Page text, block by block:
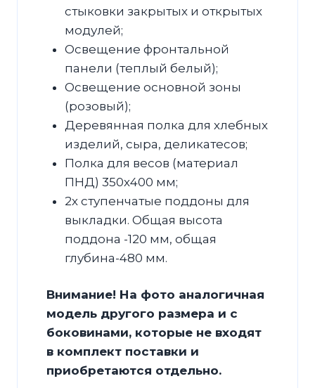
стыковки закрытых и открытых
модулей;
Освещение фронтальной
панели (теплый белый);
Освещение основной зоны
(розовый);
Деревянная полка для хлебных
изделий, сыра, деликатесов;
Полка для весов (материал
ПНД) 350х400 мм;
2х ступенчатые поддоны для
выкладки. Общая высота
поддона -120 мм, общая
глубина-480 мм.
Внимание! На фото аналогичная
модель другого размера и с
боковинами, которые не входят
в комплект поставки и
приобретаются отдельно.